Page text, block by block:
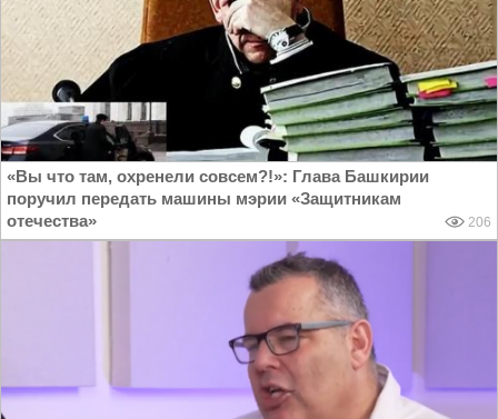
«Вы что там, охренели совсем?!»: Глава Башкирии
поручил передать машины мэрии «Защитникам
отечества»
206